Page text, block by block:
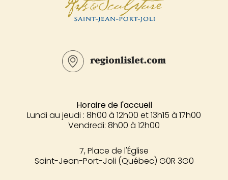
Horaire de l'accueil
Lundi au jeudi : 8h00 à 12h00 et 13h15 à 17h00
Vendredi: 8h00 à 12h00
7, Place de l'Église
Saint-Jean-Port-Joli (Québec) G0R 3G0